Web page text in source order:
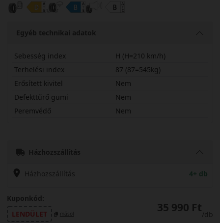
Egyéb technikai adatok
Sebesség index
H (H=210 km/h)
Terhelési index
87 (87=545kg)
Erősített kivitel
Nem
Defekttűrő gumi
Nem
Peremvédő
Nem
Házhozszállítás
Házhozszállítás 4+ db
Kuponkód:
LENDÜLET
másol 35 990 Ft
/db